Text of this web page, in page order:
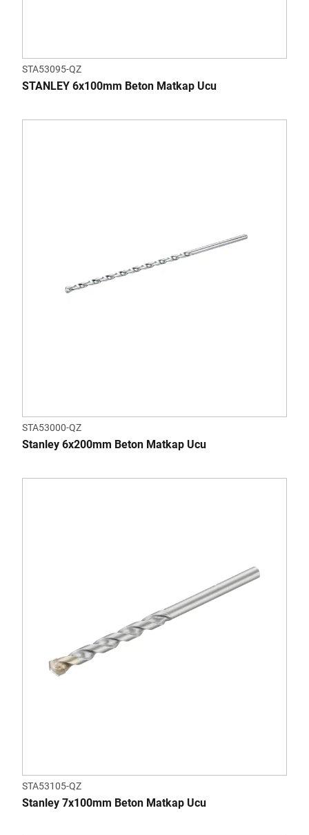
STA53095-QZ
STANLEY 6x100mm Beton Matkap Ucu
STA53000-QZ
Stanley 6x200mm Beton Matkap Ucu
STA53105-QZ
Stanley 7x100mm Beton Matkap Ucu